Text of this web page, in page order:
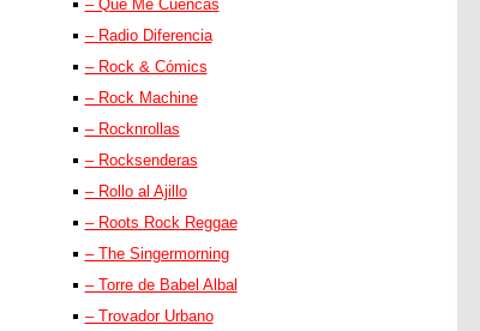
– Que Me Cuencas
– Radio Diferencia
– Rock & Cómics
– Rock Machine
– Rocknrollas
– Rocksenderas
– Rollo al Ajillo
– Roots Rock Reggae
– The Singermorning
– Torre de Babel Albal
– Trovador Urbano